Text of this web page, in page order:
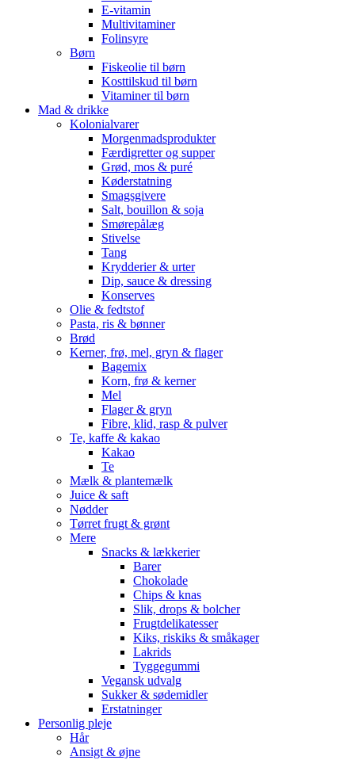
E-vitamin
Multivitaminer
Folinsyre
Børn
Fiskeolie til børn
Kosttilskud til børn
Vitaminer til børn
Mad & drikke
Kolonialvarer
Morgenmadsprodukter
Færdigretter og supper
Grød, mos & puré
Køderstatning
Smagsgivere
Salt, bouillon & soja
Smørepålæg
Stivelse
Tang
Krydderier & urter
Dip, sauce & dressing
Konserves
Olie & fedtstof
Pasta, ris & bønner
Brød
Kerner, frø, mel, gryn & flager
Bagemix
Korn, frø & kerner
Mel
Flager & gryn
Fibre, klid, rasp & pulver
Te, kaffe & kakao
Kakao
Te
Mælk & plantemælk
Juice & saft
Nødder
Tørret frugt & grønt
Mere
Snacks & lækkerier
Barer
Chokolade
Chips & knas
Slik, drops & bolcher
Frugtdelikatesser
Kiks, riskiks & småkager
Lakrids
Tyggegummi
Vegansk udvalg
Sukker & sødemidler
Erstatninger
Personlig pleje
Hår
Ansigt & øjne